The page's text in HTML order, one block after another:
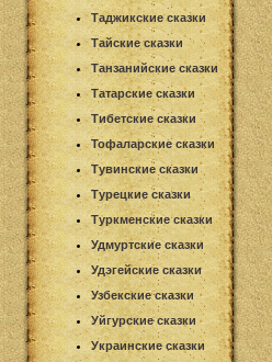
Таджикские сказки
Тайские сказки
Танзанийские сказки
Татарские сказки
Тибетские сказки
Тофаларские сказки
Тувинские сказки
Турецкие сказки
Туркменские сказки
Удмуртские сказки
Удэгейские сказки
Узбекские сказки
Уйгурские сказки
Украинские сказки